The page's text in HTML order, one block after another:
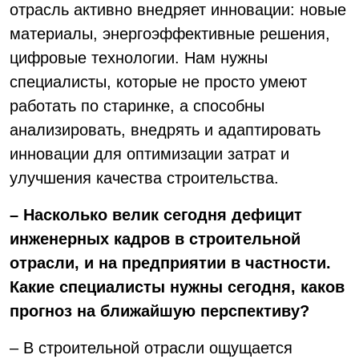
отрасль активно внедряет инновации: новые
материалы, энергоэффективные решения,
цифровые технологии. Нам нужны
специалисты, которые не просто умеют
работать по старинке, а способны
анализировать, внедрять и адаптировать
инновации для оптимизации затрат и
улучшения качества строительства.
– Насколько велик сегодня дефицит
инженерных кадров в строительной
отрасли, и на предприятии в частности.
Какие специалисты нужны сегодня, каков
прогноз на ближайшую перспективу?
– В строительной отрасли ощущается